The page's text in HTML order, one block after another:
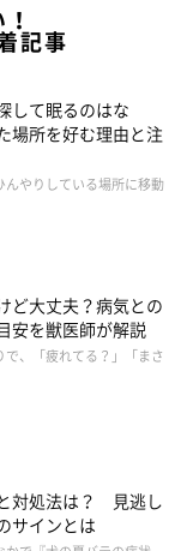
記事
して眠るのはな
所を好む理由と注
んやりしている場所に移動
ど大丈夫？病気との
安を獣医師が解説
、「疲れてる？」「まさ
対処法は？ 見逃し
サインとは